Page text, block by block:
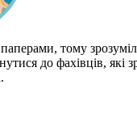
тому
до фахівців, які